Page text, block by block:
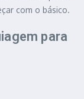
com o básico.
para